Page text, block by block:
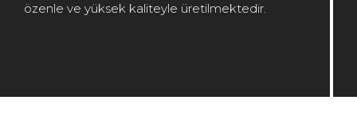
özenle ve yüksek kaliteyle üretilmektedir.